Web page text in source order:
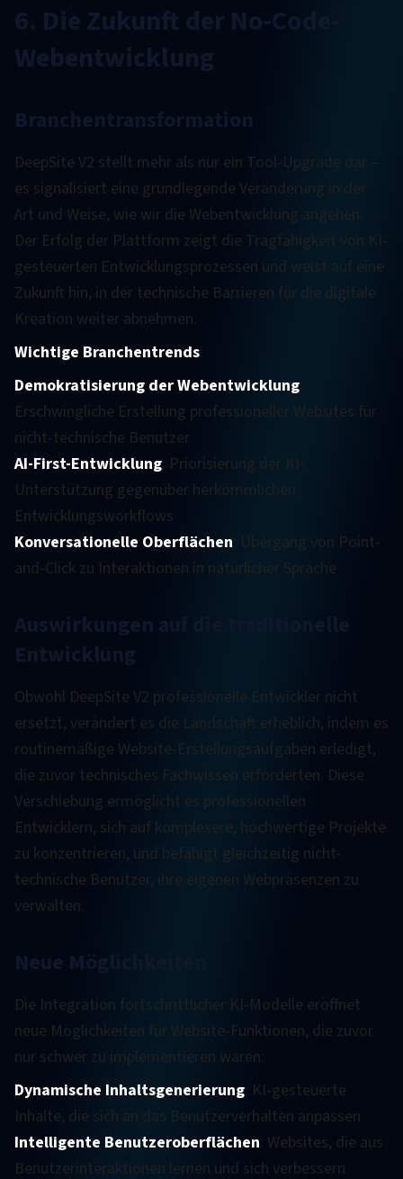
6. Die Zukunft der No-Code-
Webentwicklung
Branchentransformation
DeepSite V2 stellt mehr als nur ein Tool-Upgrade dar –
es signalisiert eine grundlegende Veränderung in der
Art und Weise, wie wir die Webentwicklung angehen.
Der Erfolg der Plattform zeigt die Tragfähigkeit von KI-
gesteuerten Entwicklungsprozessen und weist auf eine
Zukunft hin, in der technische Barrieren für die digitale
Kreation weiter abnehmen.
Wichtige Branchentrends:
Demokratisierung der Webentwicklung
Erschwingliche Erstellung professioneller Websites für
nicht-technische Benutzer
AI-First-Entwicklung: Priorisierung der KI-
Unterstützung gegenüber herkömmlichen
Entwicklungsworkflows
Konversationelle Oberflächen : Übergang von Point-
and-Click zu Interaktionen in natürlicher Sprache
Auswirkungen auf die traditionelle
Entwicklung
Obwohl DeepSite V2 professionelle Entwickler nicht
ersetzt, verändert es die Landschaft erheblich, indem es
routinemäßige Website-Erstellungsaufgaben erledigt,
die zuvor technisches Fachwissen erforderten. Diese
Verschiebung ermöglicht es professionellen
Entwicklern, sich auf komplexere, hochwertige Projekte
zu konzentrieren, und befähigt gleichzeitig nicht-
technische Benutzer, ihre eigenen Webpräsenzen zu
verwalten.
Neue Möglichkeiten
Die Integration fortschrittlicher KI-Modelle eröffnet
neue Möglichkeiten für Website-Funktionen, die zuvor
nur schwer zu implementieren waren:
Dynamische Inhaltsgenerierung: KI-gesteuerte
Inhalte, die sich an das Benutzerverhalten anpassen
Intelligente Benutzeroberflächen: Websites, die aus
Benutzerinteraktionen lernen und sich verbessern